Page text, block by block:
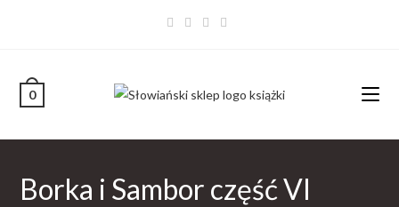
0
Borka i Sambor część VI